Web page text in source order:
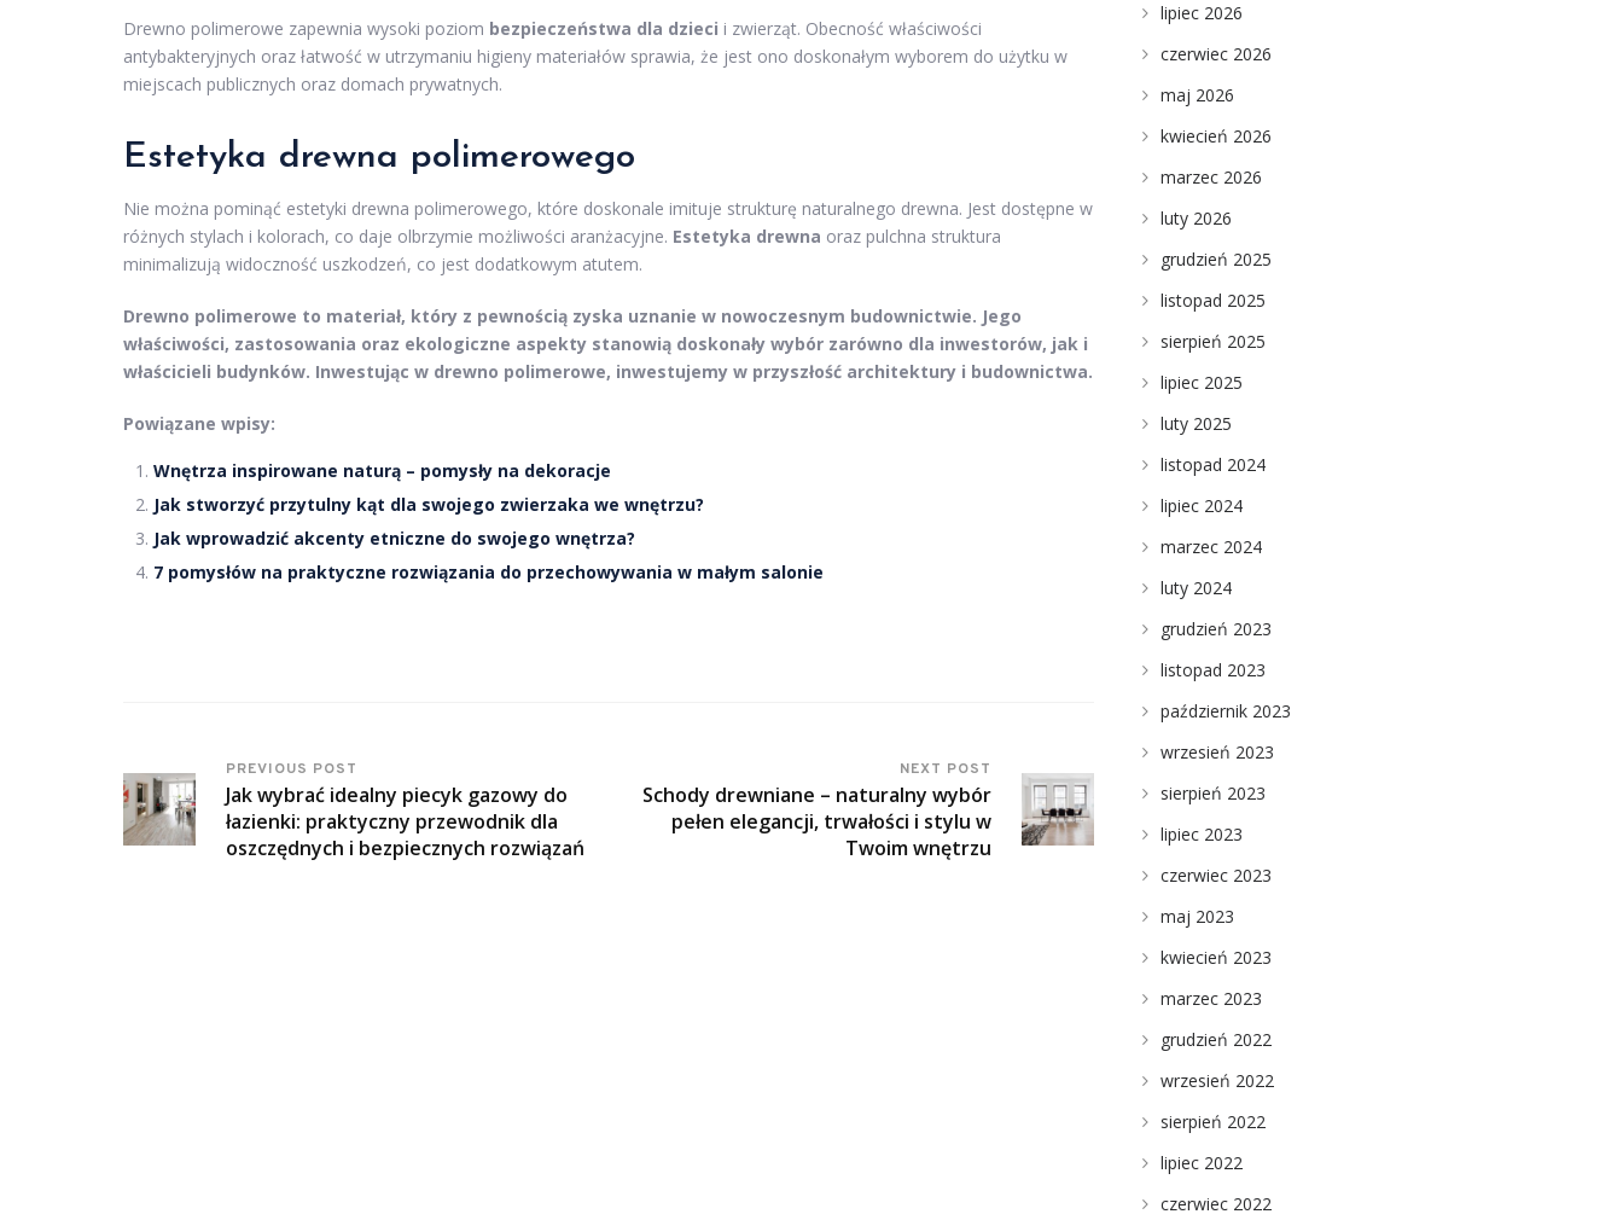
Drewno polimerowe zapewnia wysoki poziom bezpieczeństwa dla dzieci i zwierząt. Obecność właściwości
antybakteryjnych oraz łatwość w utrzymaniu higieny materiałów sprawia, że jest ono doskonałym wyborem do użytku w
miejscach publicznych oraz domach prywatnych.
Estetyka drewna polimerowego
Nie można pominąć estetyki drewna polimerowego, które doskonale imituje strukturę naturalnego drewna. Jest dostępne w
różnych stylach i kolorach, co daje olbrzymie możliwości aranżacyjne. Estetyka drewna oraz pulchna struktura
minimalizują widoczność uszkodzeń, co jest dodatkowym atutem.
Drewno polimerowe to materiał, który z pewnością zyska uznanie w nowoczesnym budownictwie. Jego
właściwości, zastosowania oraz ekologiczne aspekty stanowią doskonały wybór zarówno dla inwestorów, jak i
właścicieli budynków. Inwestując w drewno polimerowe, inwestujemy w przyszłość architektury i budownictwa.
Powiązane wpisy:
Wnętrza inspirowane naturą – pomysły na dekoracje
Jak stworzyć przytulny kąt dla swojego zwierzaka we wnętrzu?
Jak wprowadzić akcenty etniczne do swojego wnętrza?
7 pomysłów na praktyczne rozwiązania do przechowywania w małym salonie
PREVIOUS POST
Jak wybrać idealny piecyk gazowy do
łazienki: praktyczny przewodnik dla
oszczędnych i bezpiecznych rozwiązań
NEXT POST
Schody drewniane – naturalny wybór
pełen elegancji, trwałości i stylu w
Twoim wnętrzu
lipiec 2026
czerwiec 2026
maj 2026
kwiecień 2026
marzec 2026
luty 2026
grudzień 2025
listopad 2025
sierpień 2025
lipiec 2025
luty 2025
listopad 2024
lipiec 2024
marzec 2024
luty 2024
grudzień 2023
listopad 2023
październik 2023
wrzesień 2023
sierpień 2023
lipiec 2023
czerwiec 2023
maj 2023
kwiecień 2023
marzec 2023
grudzień 2022
wrzesień 2022
sierpień 2022
lipiec 2022
czerwiec 2022